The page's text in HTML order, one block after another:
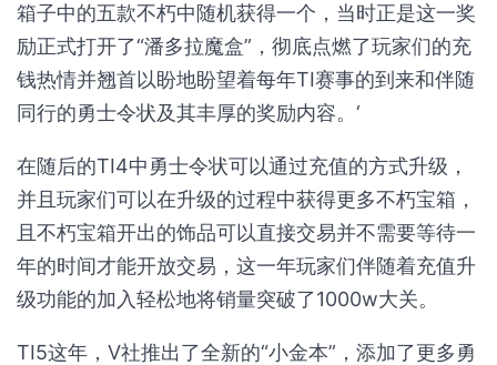
箱子中的五款不朽中随机获得一个，当时正是这一奖
励正式打开了“潘多拉魔盒”，彻底点燃了玩家们的充
钱热情并翘首以盼地盼望着每年TI赛事的到来和伴随
同行的勇士令状及其丰厚的奖励内容。‘
在随后的TI4中勇士令状可以通过充值的方式升级，
并且玩家们可以在升级的过程中获得更多不朽宝箱，
且不朽宝箱开出的饰品可以直接交易并不需要等待一
年的时间才能开放交易，这一年玩家们伴随着充值升
级功能的加入轻松地将销量突破了1000w大关。
TI5这年，V社推出了全新的“小金本”，添加了更多勇